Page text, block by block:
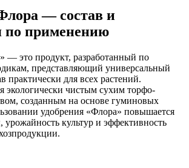
— состав и
по применению
— это продукт, разработанный по
представляющий универсальный
практически для всех растений.
экологически чистым сухим торфо-
созданным на основе гуминовых
удобрения «Флора» повышается
культур и эффективность